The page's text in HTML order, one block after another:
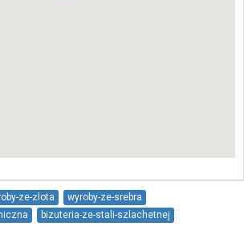
ze-zlota
wyroby-ze-srebra
bizuteria-ze-stali-szlachetnej